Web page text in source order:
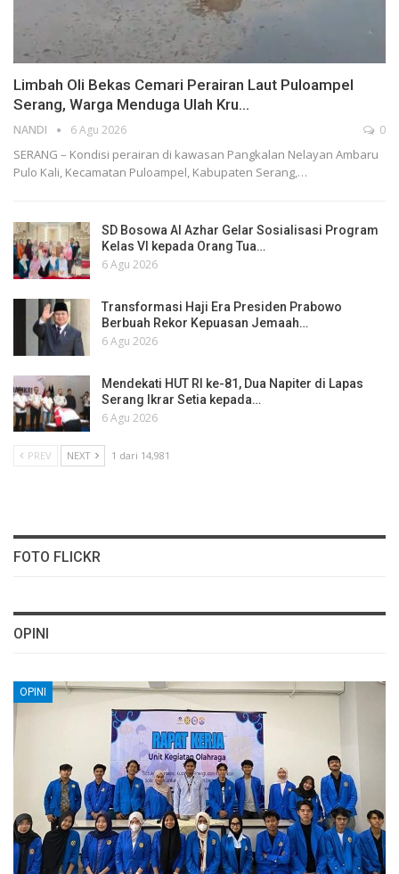
Limbah Oli Bekas Cemari Perairan Laut Puloampel
Serang, Warga Menduga Ulah Kru…
NANDI 6 Agu 2026 0
SERANG – Kondisi perairan di kawasan Pangkalan Nelayan Ambaru
Pulo Kali, Kecamatan Puloampel, Kabupaten Serang,…
SD Bosowa Al Azhar Gelar Sosialisasi Program
Kelas VI kepada Orang Tua…
6 Agu 2026
Transformasi Haji Era Presiden Prabowo
Berbuah Rekor Kepuasan Jemaah…
6 Agu 2026
Mendekati HUT RI ke-81, Dua Napiter di Lapas
Serang Ikrar Setia kepada…
6 Agu 2026
PREV NEXT 1 dari 14,981
FOTO FLICKR
OPINI
OPINI